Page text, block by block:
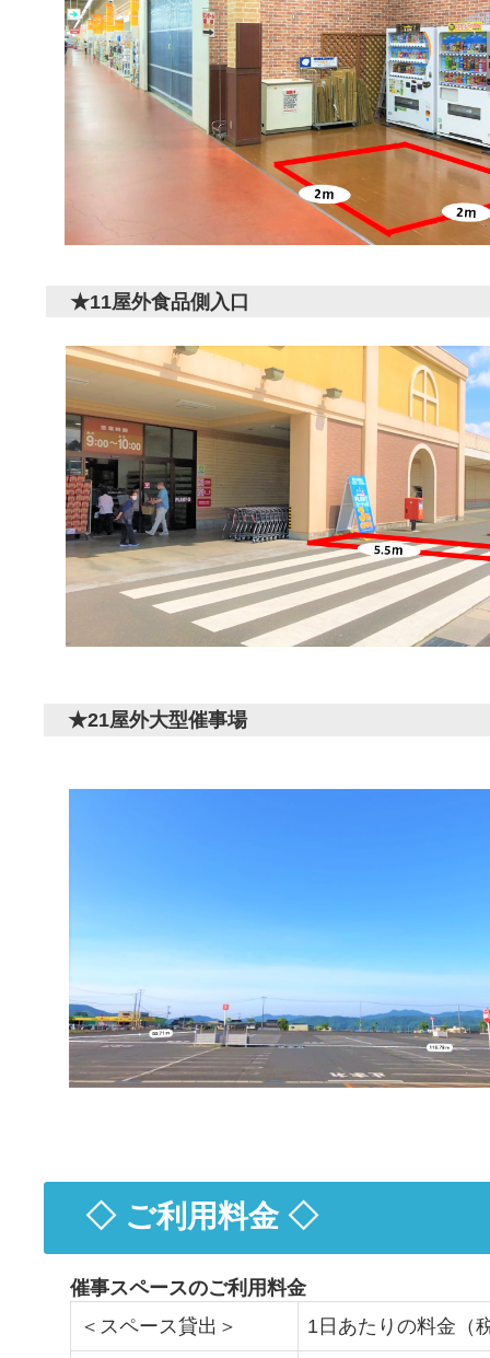
◇ ご利用料金 ◇
催事スペースのご利用料金
＜スペース貸出＞
1日あたりの料金（
★11屋外食品側入口
★21屋外大型催事場